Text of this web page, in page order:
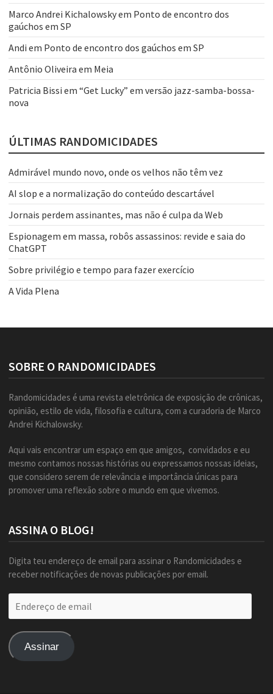
Marco Andrei Kichalowskyem Ponto de encontro dos
gaúchos em SP
Andi em Ponto de encontro dos gaúchos em SP
Antônio Oliveira em Meia
Patricia Bissi em “Get Lucky” em versão jazz-samba-bossa-
nova
ÚLTIMAS RANDOMICIDADES
Admirável mundo novo, onde os velhos não têm vez
AI slop e a normalização do conteúdo descartável
Jornais perdem assinantes, mas não é culpa da Web
Espionagem em massa, robôs assassinos: revide e saia do
ChatGPT
Sobre privilégio e tempo para fazer exercício
A Vida Plena
SOBRE O RANDOMICIDADES
Randomicidades é uma revista eletrônica de exposição de crônicas,
opinião, estilo de vida, filosofia e cultura, com a curadoria de Marco
Andrei Kichalowsky.
Aqui vais encontrar um espaço em que amigos, convidados e eu
mesmo contamos nossas histórias ou expressamos nossas ideias,
que considero serem de relevância e importância únicas para
promover uma reflexão sobre o mundo em que vivemos.
ASSINA O BLOG!
Digita teu endereço de email para assinar o Randomicidades e
receber notificações de novas publicações por email.
de
Assinar